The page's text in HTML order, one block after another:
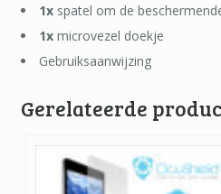
1xspatel om de
1xmicrovezel doekje
Gebruiksaanwijzing
Gerelateerde